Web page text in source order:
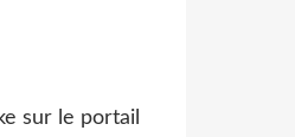
sur le portail